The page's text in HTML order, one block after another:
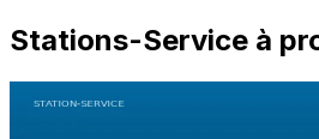
Stations-Service à